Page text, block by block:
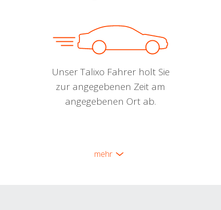
Unser Talixo Fahrer holt Sie
zur angegebenen Zeit am
angegebenen Ort ab.
mehr